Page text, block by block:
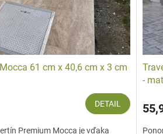
61 cm x 40,6 cm x 3 cm
DETAIL
Premium Mocca je vďaka
-